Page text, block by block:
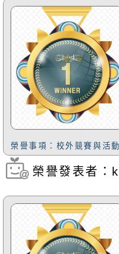
榮譽事項：校外競賽與活動
瀏覽次數：656
榮譽發表者：